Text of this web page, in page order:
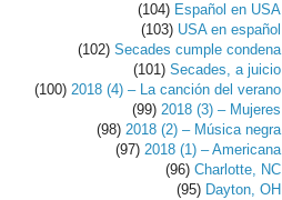
(104) Español en USA
(103) USA en español
(102) Secades cumple condena
(101) Secades, a juicio
(100) 2018 (4) – La canción del verano
(99) 2018 (3) – Mujeres
(98) 2018 (2) – Música negra
(97) 2018 (1) – Americana
(96) Charlotte, NC
(95) Dayton, OH